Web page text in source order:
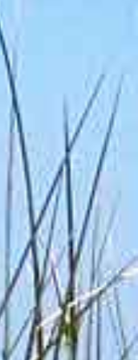
Dezember 2026
Mo Di Mi Do